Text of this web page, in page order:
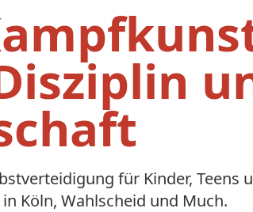
für Kinder, Teens
Köln, Wahlscheid und Much.